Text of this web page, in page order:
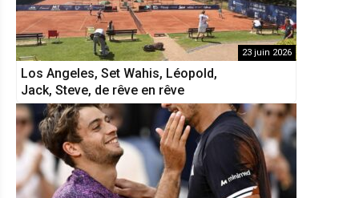
23 juin 2026
Los Angeles, Set Wahis, Léopold,
Jack, Steve, de rêve en rêve